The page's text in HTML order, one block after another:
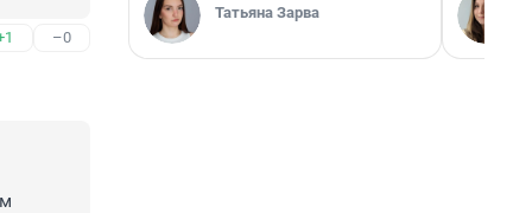
–0
Татьяна Зарва